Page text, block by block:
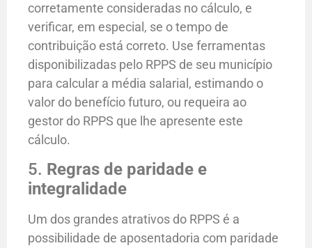
corretamente consideradas no cálculo, e
verificar, em especial, se o tempo de
contribuição está correto. Use ferramentas
disponibilizadas pelo RPPS de seu município
para calcular a média salarial, estimando o
valor do benefício futuro, ou requeira ao
gestor do RPPS que lhe apresente este
cálculo.
5. Regras de paridade e
integralidade
Um dos grandes atrativos do RPPS é a
possibilidade de aposentadoria com paridade